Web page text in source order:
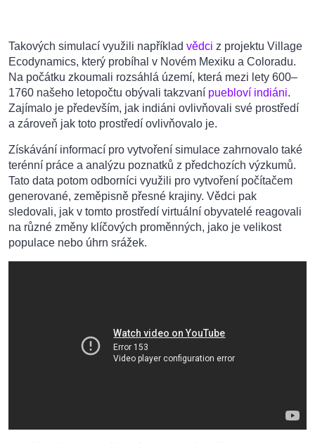
Takových simulací využili například vědci z projektu Village
Ecodynamics, který probíhal v Novém Mexiku a Coloradu.
Na počátku zkoumali rozsáhlá území, která mezi lety 600–
1760 našeho letopočtu obývali takzvaní puebloví indiáni.
Zajímalo je především, jak indiáni ovlivňovali své prostředí
a zároveň jak toto prostředí ovlivňovalo je.
Získávání informací pro vytvoření simulace zahrnovalo také
terénní práce a analýzu poznatků z předchozích výzkumů.
Tato data potom odborníci využili pro vytvoření počítačem
generované, zeměpisně přesné krajiny. Vědci pak
sledovali, jak v tomto prostředí virtuální obyvatelé reagovali
na různé změny klíčových proměnných, jako je velikost
populace nebo úhrn srážek.